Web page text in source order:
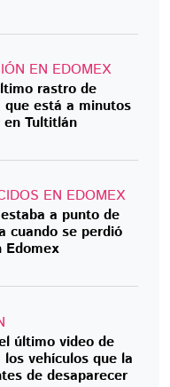
EN EDOMEX
rastro de
está a minutos
en Tultitlán
EN EDOMEX
a punto de
cuando se perdió
Edomex
último video de
vehículos que la
de desaparecer